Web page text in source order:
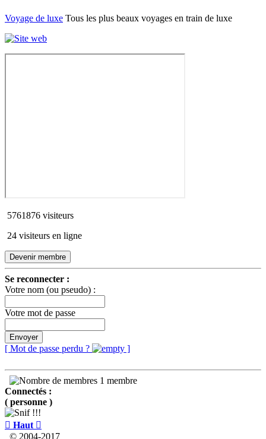
Voyage de luxe Tous les plus beaux voyages en train de luxe
5761876 visiteurs
24 visiteurs en ligne
Devenir membre
Se reconnecter :
Votre nom (ou pseudo) :
Votre mot de passe
Envoyer
[ Mot de passe perdu ? ]
1 membre
Connectés :
( personne )
 Haut 
© 2004-2017